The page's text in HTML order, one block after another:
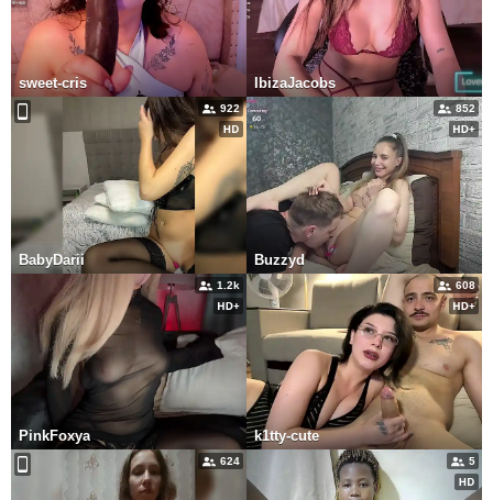
sweet-cris IbizaJacobs
922
BabyDarii
852
Buzzyd
1.2k
PinkFoxya
608
k1tty-cute
624 5